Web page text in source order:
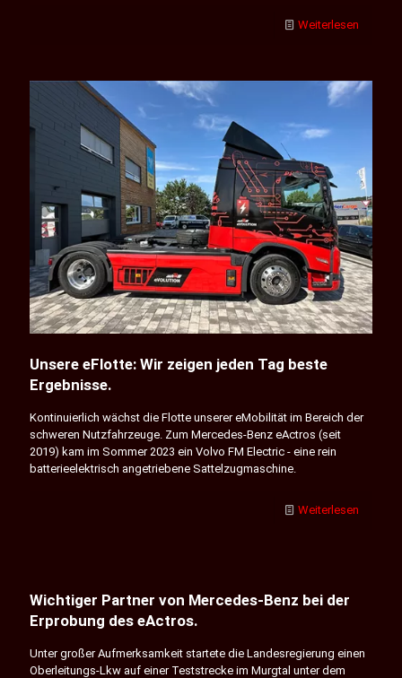
Weiterlesen
Unsere eFlotte: Wir zeigen jeden Tag beste
Ergebnisse.
Kontinuierlich wächst die Flotte unserer eMobilität im Bereich der
schweren Nutzfahrzeuge. Zum Mercedes-Benz eActros (seit
2019) kam im Sommer 2023 ein Volvo FM Electric - eine rein
batterieelektrisch angetriebene Sattelzugmaschine.
Weiterlesen
Wichtiger Partner von Mercedes-Benz bei der
Erprobung des eActros.
Unter großer Aufmerksamkeit startete die Landesregierung einen
Oberleitungs-Lkw auf einer Teststrecke im Murgtal unter dem